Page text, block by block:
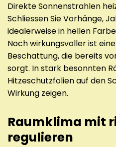
Direkte Sonnenstrahlen
Schliessen Sie Vorhänge,
idealerweise in hellen
Noch wirkungsvoller ist
Beschattung, die bereits
sorgt. In stark besonnten
Hitzeschutzfolien auf den
Wirkung zeigen.
Raumklima mit
regulieren